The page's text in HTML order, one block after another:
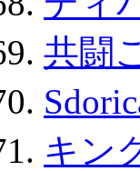
共闘
キン